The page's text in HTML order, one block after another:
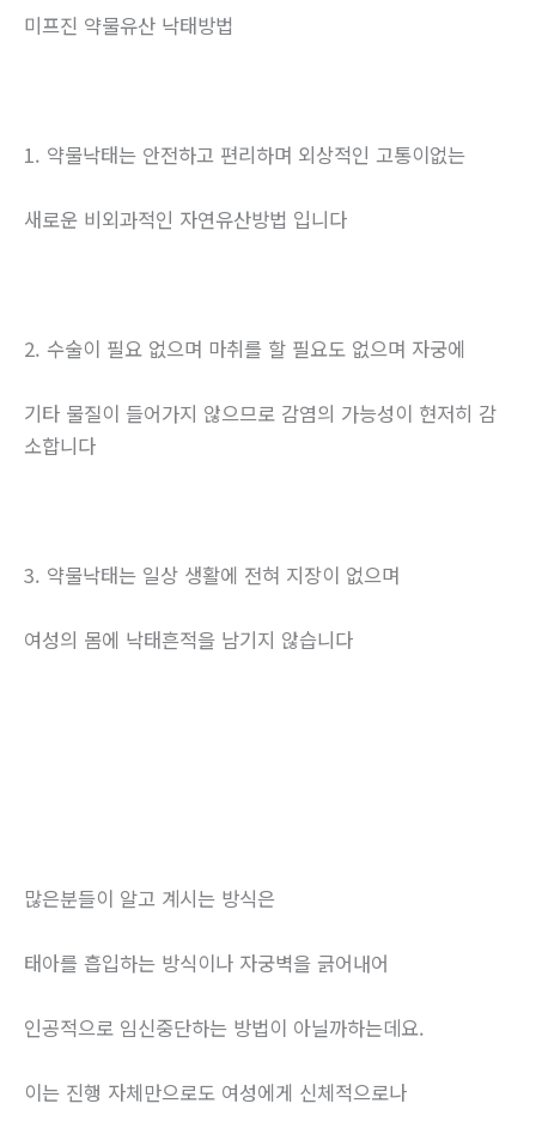
미프진 약물유산 낙태방법
1. 약물낙태는 안전하고 편리하며 외상적인 고통이없는
새로운 비외과적인 자연유산방법 입니다
2. 수술이 필요 없으며 마취를 할 필요도 없으며 자궁에
기타 물질이 들어가지 않으므로 감염의 가능성이 현저히 감
소합니다
3. 약물낙태는 일상 생활에 전혀 지장이 없으며
여성의 몸에 낙태흔적을 남기지 않습니다
많은분들이 알고 계시는 방식은
태아를 흡입하는 방식이나 자궁벽을 긁어내어
인공적으로 임신중단하는 방법이 아닐까하는데요.
이는 진행 자체만으로도 여성에게 신체적으로나